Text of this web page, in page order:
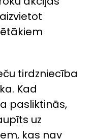
tirdzniecība
Kad
pasliktinās,
uz
kas nav